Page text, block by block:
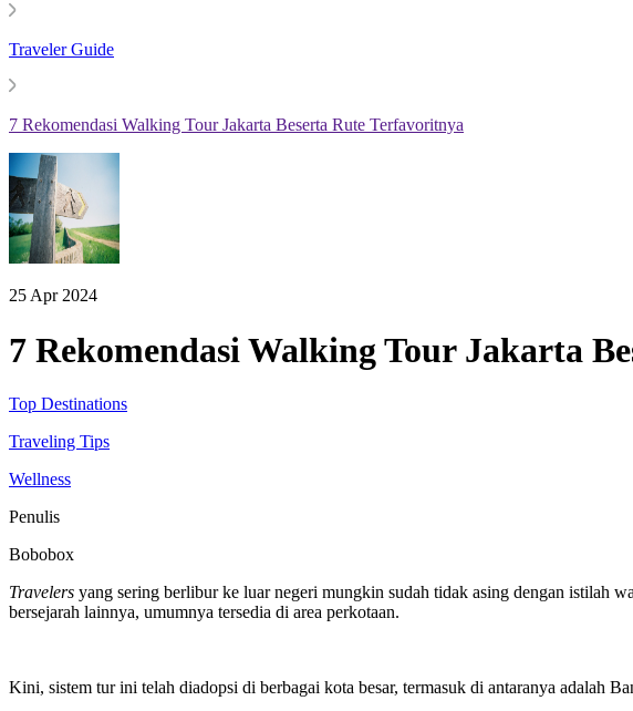
Traveler Guide
7 Rekomendasi Walking Tour Jakarta Beserta Rute Terfavoritnya
25 Apr 2024
7 Rekomendasi Walking Tour Jakarta
Top Destinations
Traveling Tips
Wellness
Penulis
Bobobox
Travelers yang sering berlibur ke luar negeri mungkin sudah tidak asing dengan istilah
bersejarah lainnya, umumnya tersedia di area perkotaan.
Kini, sistem tur ini telah diadopsi di berbagai kota besar, termasuk di antaranya adalah